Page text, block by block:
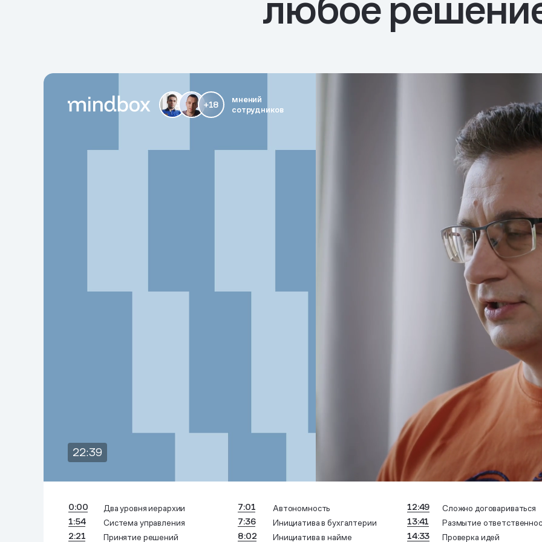
+18
мнений
сотрудников
0:00
Два уровня иерархии
1:54
Система управления
2:21
Принятие решений
7:01
Автономность
7:36
Инициатива в бухгалтерии
8:02
Инициатива в найме
12:49
Сложно договариваться
13:41
Размытие
14:33
Проверка идей